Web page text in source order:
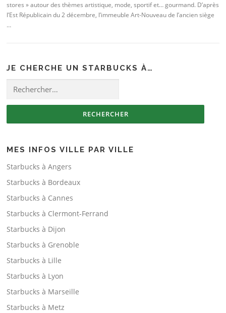
stores » autour des thèmes artistique, mode, sportif et… gourmand. D’après
l’Est Républicain du 2 décembre, l’immeuble Art-Nouveau de l’ancien siège
…
JE CHERCHE UN STARBUCKS À…
MES INFOS VILLE PAR VILLE
Starbucks à Angers
Starbucks à Bordeaux
Starbucks à Cannes
Starbucks à Clermont-Ferrand
Starbucks à Dijon
Starbucks à Grenoble
Starbucks à Lille
Starbucks à Lyon
Starbucks à Marseille
Starbucks à Metz